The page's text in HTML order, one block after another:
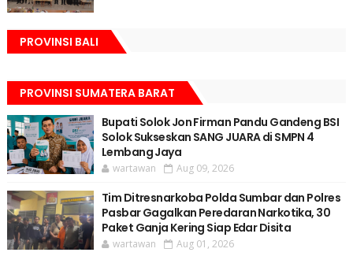
PROVINSI BALI
PROVINSI SUMATERA BARAT
Bupati Solok Jon Firman Pandu Gandeng BSI
Solok Sukseskan SANG JUARA di SMPN 4
Lembang Jaya
wartawan Aug 09, 2026
Tim Ditresnarkoba Polda Sumbar dan Polres
Pasbar Gagalkan Peredaran Narkotika, 30
Paket Ganja Kering Siap Edar Disita
wartawan Aug 01, 2026